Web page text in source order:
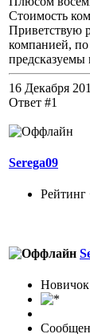
Стоимость
Приветствую
компанией,
предсказуемы
16 Декабря
Ответ #1
Serega09
Рейтинг
Новичок